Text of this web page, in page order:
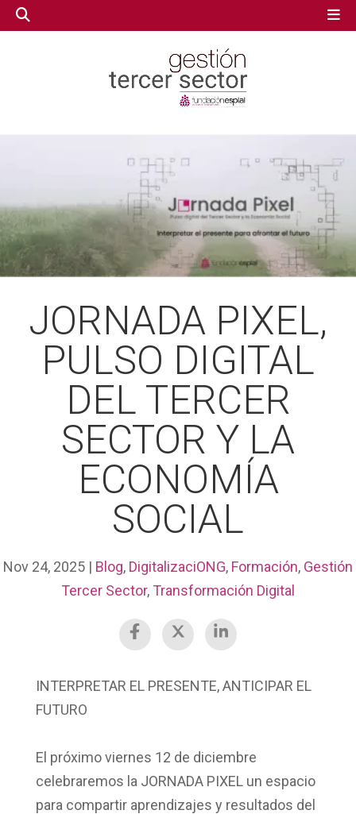
JORNADA PIXEL,
PULSO DIGITAL
DEL TERCER
SECTOR Y LA
ECONOMÍA
SOCIAL
Nov 24, 2025 | Blog, DigitalizaciONG, Formación, Gestión
Tercer Sector, Transformación Digital
INTERPRETAR EL PRESENTE, ANTICIPAR EL
FUTURO
El próximoviernes 12 de diciembre
celebraremos la JORNADA PIXELun espacio
para compartir aprendizajes y resultados del
GESTIÓN TERCER SECTOR
CONECTA IA
VOLUNTARIADO.NET
GESTIÓN TERCER SECTOR
CONECTA IA
VOLUNTARIADO.NET